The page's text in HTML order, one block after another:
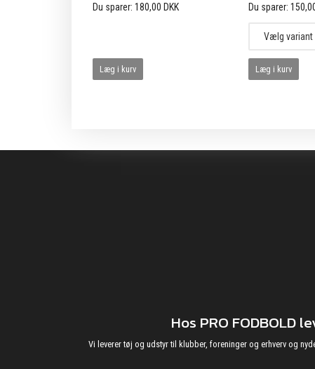
Du sparer: 180,00 DKK
Læg i kurv
Du sparer:
Læg i kurv
Hos PRO
Vi leverer tøj og udstyr til klubber, foreninger og erhverv og